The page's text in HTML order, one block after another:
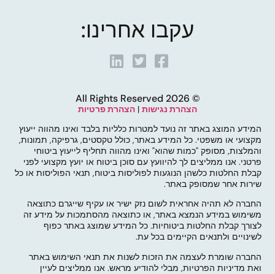
עקבו אחרינו:
© 2026 All Rights Reserved
הצהרת נגישות | הצהרת פרטיות
המידע המוצג באתר זה נועד למטרות כלליות בלבד ואינו מהווה ייעוץ
מקצועי או משפטי. כל המידע באתר, כולל טקסטים, גרפיקה, תמונות,
והמלצות, מסופק "כמות שהוא" ואינו מהווה תחליף לייעוץ ביטוחי
פרטני. אנו ממליצים לך להיוועץ עם סוכן ביטוח או יועץ מקצועי לפני
קבלת החלטות כלשהן הנוגעות לפוליסות ביטוח, תנאי הפוליסות או כל
שירות אחר שמסופק באתר.
החברה לא תהיה אחראית לשום נזק ישיר או עקיף שייגרם כתוצאה
משימוש במידע הנמצא באתר, או כתוצאה מהסתמכות על מידע זה
לצורך קבלת החלטות ביטוחיות. כל המידע שמוצג באתר כפוף
לשינויים ולתנאים הקיימים בכל עת.
החברה שומרת לעצמה את הזכות לשנות את תנאי השימוש באתר
ואת מדיניות הפרטיות, מבלי להודיע מראש. אנו ממליצים לעיין